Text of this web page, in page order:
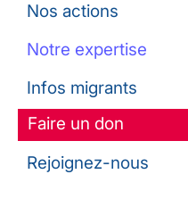
Nos actions
Notre expertise
Infos migrants
Faire un don
Rejoignez-nous